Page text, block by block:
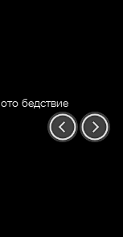
бедствие